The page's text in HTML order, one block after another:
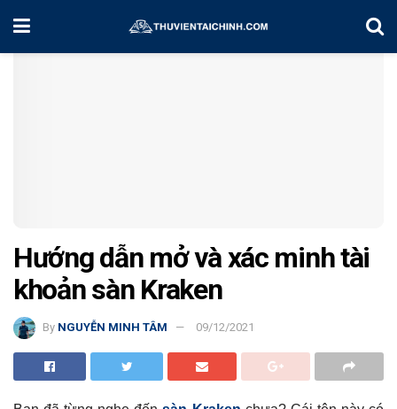
Home Hướng Dẫn Sàn
Hướng dẫn mở và xác minh tài
khoản sàn Kraken
By NGUYỄN MINH TÂM 09/12/2021